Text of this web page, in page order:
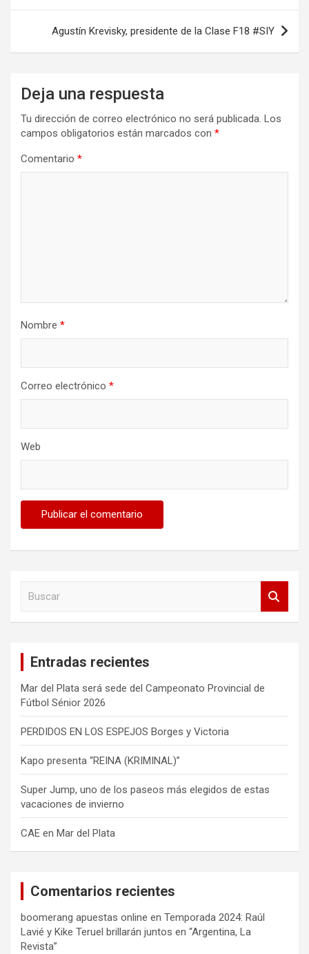
Agustín Krevisky, presidente de la Clase F18 #SIY
Deja una respuesta
Tu dirección de correo electrónico no será publicada. Los
campos obligatorios están marcados con *
Comentario *
Nombre *
Correo electrónico *
Web
Entradas recientes
Mar del Plata será sede del Campeonato Provincial de
Fútbol Sénior 2026
PERDIDOS EN LOS ESPEJOS Borges y Victoria
Kapo presenta “REINA (KRIMINAL)”
Super Jump, uno de los paseos más elegidos de estas
vacaciones de invierno
CAE en Mar del Plata
Comentarios recientes
boomerang apuestas online en Temporada 2024: Raúl
Lavié y Kike Teruel brillarán juntos en “Argentina, La
Revista”